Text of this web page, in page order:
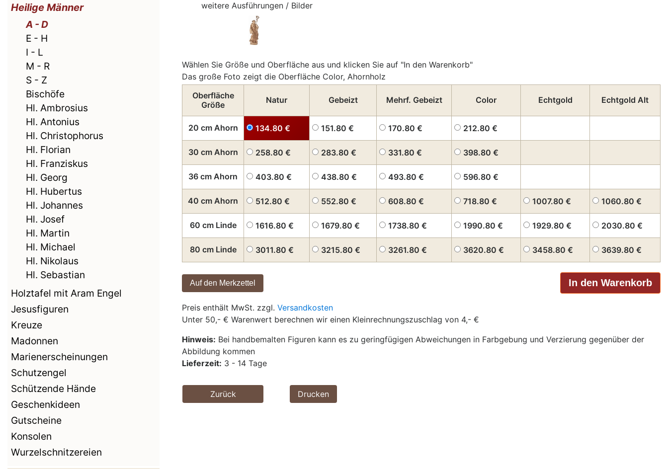
Heilige Männer
A - D
E - H
I - L
M - R
S - Z
Bischöfe
Hl. Ambrosius
Hl. Antonius
Hl. Christophorus
Hl. Florian
Hl. Franziskus
Hl. Georg
Hl. Hubertus
Hl. Johannes
Hl. Josef
Hl. Martin
Hl. Michael
Hl. Nikolaus
Hl. Sebastian
Holztafel mit Aram Engel
Jesusfiguren
Kreuze
Madonnen
Marienerscheinungen
Schutzengel
Schützende Hände
Geschenkideen
Gutscheine
Konsolen
Wurzelschnitzereien
weitere Ausführungen / Bilder
Wählen Sie Größe und Oberfläche aus und klicken Sie auf "In den Warenkorb"
Das große Foto zeigt die Oberfläche Color, Ahornholz
Oberfläche
Größe
Natur Gebeizt Mehrf. Gebeizt Color Echtgold Echtgold Alt
20 cm Ahorn 134.80 € 151.80 € 170.80 € 212.80 €
30 cm Ahorn 258.80 € 283.80 € 331.80 € 398.80 €
36 cm Ahorn 403.80 € 438.80 € 493.80 € 596.80 €
40 cm Ahorn 512.80 € 552.80 € 608.80 € 718.80 € 1007.80 € 1060.80 €
60 cm Linde 1616.80 € 1679.80 € 1738.80 € 1990.80 € 1929.80 € 2030.80 €
80 cm Linde 3011.80 € 3215.80 € 3261.80 € 3620.80 € 3458.80 € 3639.80 €
Preis enthält MwSt. zzgl. Versandkosten
Unter 50,- € Warenwert berechnen wir einen Kleinrechnungszuschlag von 4,- €
Hinweis: Bei handbemalten Figuren kann es zu geringfügigen Abweichungen in Farbgebung und Verzierung gegenüber der
Abbildung kommen
Lieferzeit: 3 - 14 Tage
Zurück Drucken